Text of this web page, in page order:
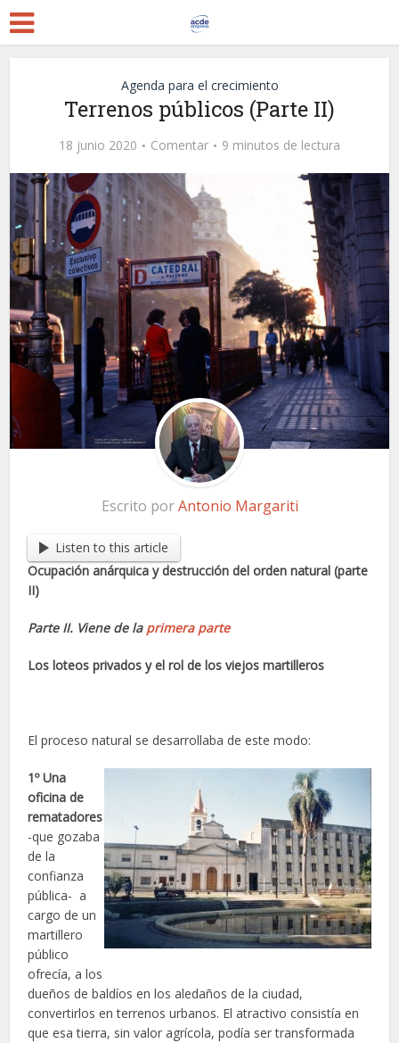
Agenda para el crecimiento
Terrenos públicos (Parte II)
18 junio 2020 Comentar 9 minutos de lectura
Escrito porAntonio Margariti
Listen to this article
Ocupación anárquica y destrucción del orden natural (parte
II)
Parte II. Viene de la primera parte
Los loteos privados y el rol de los viejos martilleros
El proceso natural se desarrollaba de este modo:
1º Una
oficina de
rematadores
-que gozaba
de la
confianza
pública- a
cargo de un
martillero
público
ofrecía, a los
dueños de baldíos en los aledaños de la ciudad,
convertirlos en terrenos urbanos. El atractivo consistía en
que esa tierra, sin valor agrícola, podía ser transformada